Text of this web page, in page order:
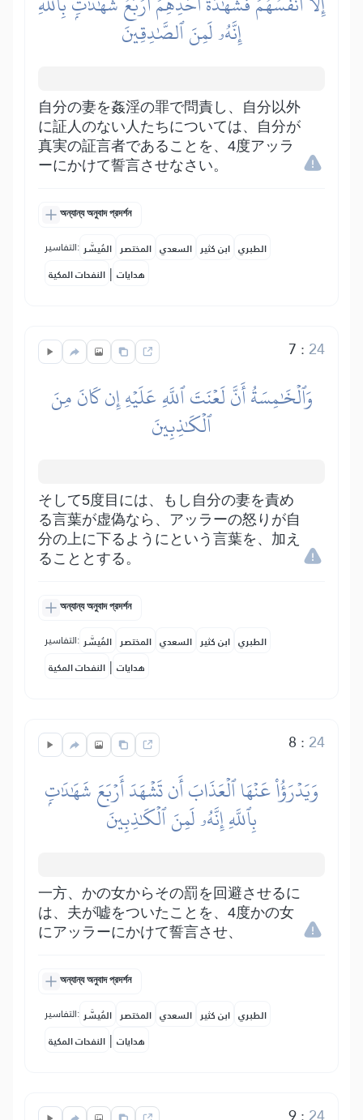
إِنَّهُۥ لَمِنَ ٱلصَّٰدِقِينَ
自分の妻を姦淫の罪で問責し、自分以外
に証人のない人たちについては、自分が
真実の証言者であることを、4度アッラ
ーにかけて誓言させなさい。
অন্যান্য অনুবাদ প্রদর্শন
التفاسير: المُيسَّر المختصر السعدي ابن كثير الطبري
النفحات المكية | هدايات
7 : 24
وَٱلۡخَٰمِسَةُ أَنَّ لَعۡنَتَ ٱللَّهِ عَلَيۡهِ إِن كَانَ مِنَ
ٱلۡكَٰذِبِينَ
そして5度目には、もし自分の妻を責め
る言葉が虚偽なら、アッラーの怒りが自
分の上に下るようにという言葉を、加え
ることとする。
অন্যান্য অনুবাদ প্রদর্শন
التفاسير: المُيسَّر المختصر السعدي ابن كثير الطبري
النفحات المكية | هدايات
8 : 24
وَيَدۡرَؤُاْ عَنۡهَا ٱلۡعَذَابَ أَن تَشۡهَدَ أَرۡبَعَ شَهَٰدَٰتِۭ
بِٱللَّهِ إِنَّهُۥ لَمِنَ ٱلۡكَٰذِبِينَ
一方、かの女からその罰を回避させるに
は、夫が嘘をついたことを、4度かの女
にアッラーにかけて誓言させ、
অন্যান্য অনুবাদ প্রদর্শন
التفاسير: المُيسَّر المختصر السعدي ابن كثير الطبري
النفحات المكية | هدايات